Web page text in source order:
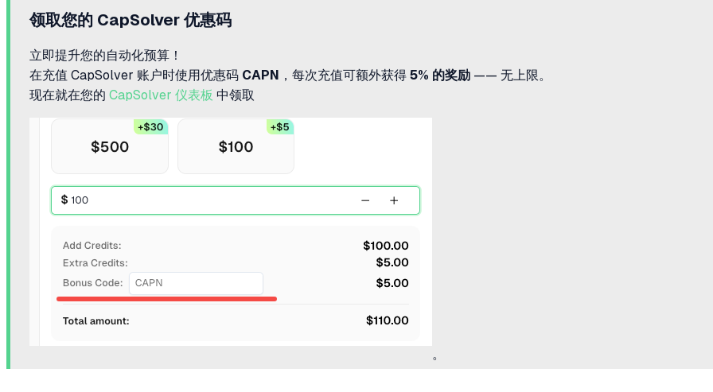
领取您的 CapSolver 优惠码
立即提升您的自动化预算！
在充值 CapSolver 账户时使用优惠码 CAPN ，每次充值可额外获得 5% 的奖励 —— 无上限。
现在就在您的 CapSolver 仪表板 中领取
。